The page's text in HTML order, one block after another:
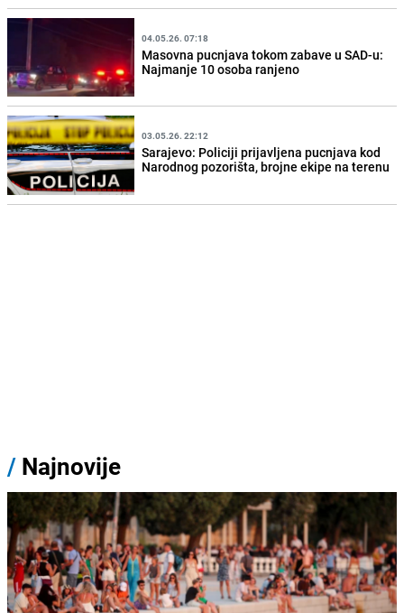
04.05.26. 07:18
Masovna pucnjava tokom zabave u SAD-u:
Najmanje 10 osoba ranjeno
03.05.26. 22:12
Sarajevo: Policiji prijavljena pucnjava kod
Narodnog pozorišta, brojne ekipe na terenu
/ Najnovije